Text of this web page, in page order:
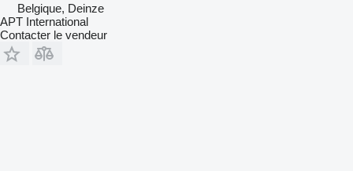
Belgique, Deinze
APT International
Contacter le vendeur